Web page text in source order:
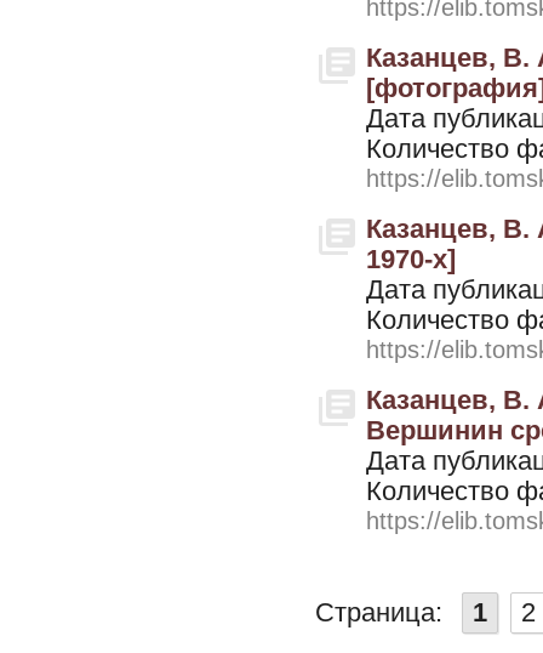
https://
Казанцев,
Дата
Количество
https://
Казанцев,
1970-х]
Дата
Количество
https://
Казанцев,
Вершинин
Дата
Количество
https://
Страница: 1 2